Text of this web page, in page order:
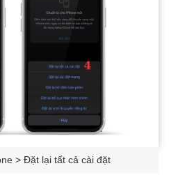
> Đặt lại tất cả cài đặt